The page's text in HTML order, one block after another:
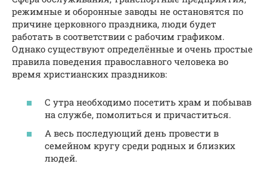
режимные и оборонные заводы не остановятся по
причине церковного праздника, люди будет
работать в соответствии с рабочим графиком.
Однако существуют определённые и очень простые
правила поведения православного человека во
время христианских праздников:
С утра необходимо посетить храм и побывав
на службе, помолиться и причаститься.
А весь последующий день провести в
семейном кругу среди родных и близких
людей.